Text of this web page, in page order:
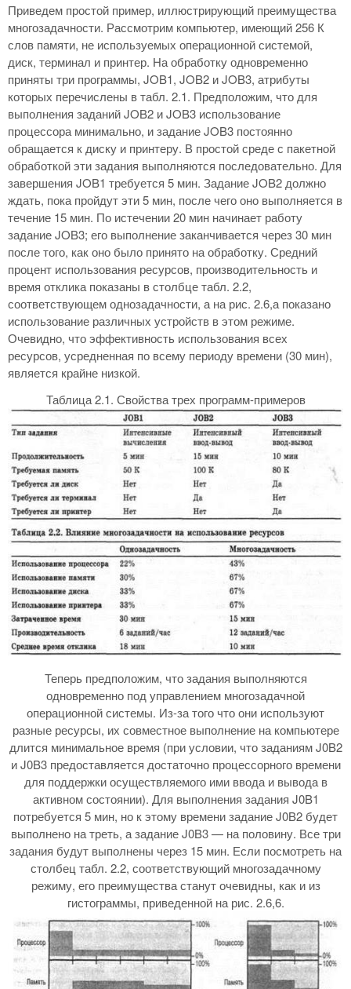
Приведем простой пример, иллюстрирующий преимущества
многозадачности. Рассмотрим компьютер, имеющий 256 К
слов памяти, не используемых операционной системой,
диск, терминал и принтер. На обработку одновременно
приняты три программы, JOB1, JOB2 и JOB3, атрибуты
которых перечислены в табл. 2.1. Предположим, что для
выполнения заданий JOB2 и JOB3 использование
процессора минимально, и задание JOB3 постоянно
обращается к диску и принтеру. В простой среде с пакетной
обработкой эти задания выполняются последовательно. Для
завершения JOB1 требуется 5 мин. Задание JOB2 должно
ждать, пока пройдут эти 5 мин, после чего оно выполняется в
течение 15 мин. По истечении 20 мин начинает работу
задание JOB3; его выполнение заканчивается через 30 мин
после того, как оно было принято на обработку. Средний
процент использования ресурсов, производительность и
время отклика показаны в столбце табл. 2.2,
соответствующем однозадачности, а на рис. 2.6,а показано
использование различных устройств в этом режиме.
Очевидно, что эффективность использования всех
ресурсов, усредненная по всему периоду времени (30 мин),
является крайне низкой.
Таблица 2.1. Свойства трех программ-примеров
Теперь предположим, что задания выполняются
одновременно под управлением многозадачной
операционной системы. Из-за того что они используют
разные ресурсы, их совместное выполнение на компьютере
длится минимальное время (при условии, что заданиям J0B2
и J0B3 предоставляется достаточно процессорного времени
для поддержки осуществляемого ими ввода и вывода в
активном состоянии). Для выполнения задания J0B1
потребуется 5 мин, но к этому времени задание J0B2 будет
выполнено на треть, а задание J0B3 — на половину. Все три
задания будут выполнены через 15 мин. Если посмотреть на
столбец табл. 2.2, соответствующий многозадачному
режиму, его преимущества станут очевидны, как и из
гистограммы, приведенной на рис. 2.6,6.